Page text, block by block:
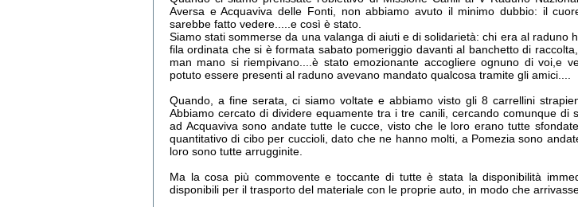
Aversa e Acquaviva delle Fonti, non abbiamo avuto il minimo dubbio: il
sarebbe fatto vedere.....e così è stato.
Siamo stati sommerse da una valanga di aiuti e di solidarietà: chi era al raduno
fila ordinata che si è formata sabato pomeriggio davanti al banchetto di
man mano si riempivano....è stato emozionante accogliere ognuno di voi,e
potuto essere presenti al raduno avevano mandato qualcosa tramite gli amici....
Quando, a fine serata, ci siamo voltate e abbiamo visto gli 8 carrellini
Abbiamo cercato di dividere equamente tra i tre canili, cercando comunque di
ad Acquaviva sono andate tutte le cucce, visto che le loro erano tutte
quantitativo di cibo per cuccioli, dato che ne hanno molti, a Pomezia sono
loro sono tutte arrugginite.
Ma la cosa più commovente e toccante di tutte è stata la disponibilità
disponibili per il trasporto del materiale con le proprie auto, in modo che